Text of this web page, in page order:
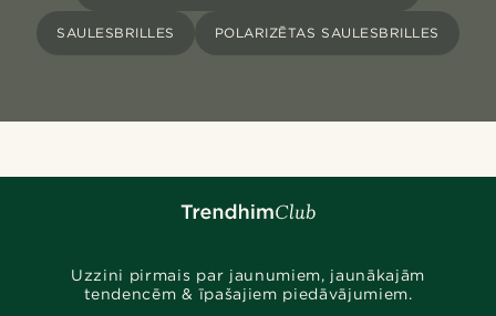
SAULESBRILLES POLARIZĒTAS SAULESBRILLES
Uzzini pirmais par jaunumiem, jaunākajām
tendencēm & īpašajiem piedāvājumiem.